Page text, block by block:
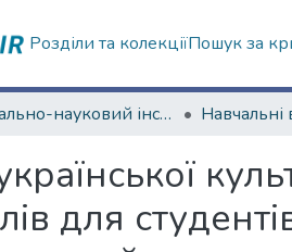
Розділи та колекціїПошук за
Навчально-науковий інститут філософії, культурології, політології
української
для